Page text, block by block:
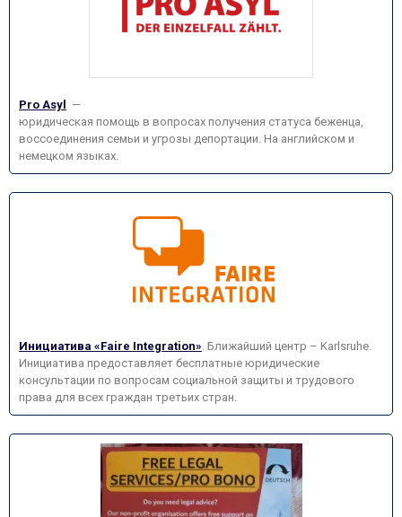
Pro Asyl
—
юридическая помощь в вопросах получения статуса беженца,
воссоединения семьи и угрозы депортации. На английском и
немецком языках.
Инициатива «Faire Integration». Ближайший центр – Karlsruhe.
Инициатива предоставляет бесплатные юридические
консультации по вопросам социальной защиты и трудового
права для всех граждан третьих стран.